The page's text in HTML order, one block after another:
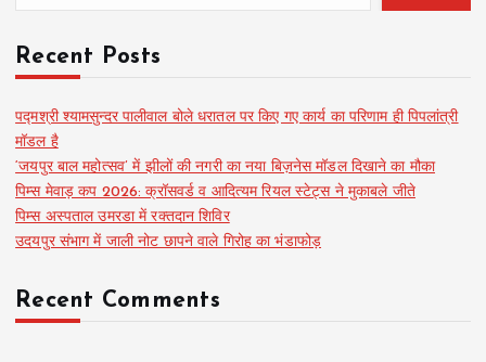
Recent Posts
पद्मश्री श्यामसुन्दर पालीवाल बोले धरातल पर किए गए कार्य का परिणाम ही पिपलांत्री
मॉडल है
‘जयपुर बाल महोत्सव’ में झीलों की नगरी का नया बिज़नेस मॉडल दिखाने का मौका
पिम्स मेवाड़ कप 2026: क्रॉसवर्ड व आदित्यम रियल स्टेट्स ने मुकाबले जीते
पिम्स अस्पताल उमरडा में रक्तदान शिविर
उदयपुर संभाग में जाली नोट छापने वाले गिरोह का भंडाफोड़
Recent Comments